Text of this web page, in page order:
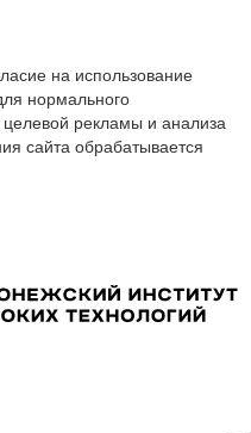
на использование
нормального
рекламы и анализа
сайта обрабатывается